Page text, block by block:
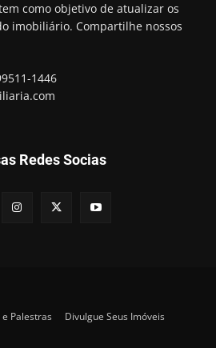
como objetivo de atualizar os
imobiliário. Compartilhe nossos
1446
Redes Socias
Palestras
Divulgue Seus Imóveis